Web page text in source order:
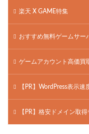
楽天 X GAME特集
おすすめ無料ゲームサー
ゲームアカウント高価買
【PR】WordPress表示
【PR】格安ドメイン取